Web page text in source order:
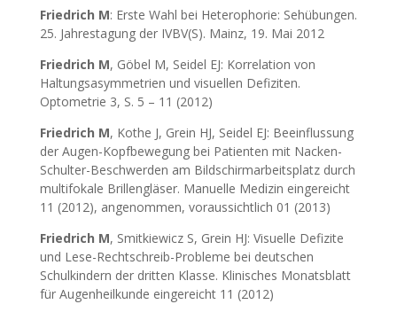
Friedrich M: Erste Wahl bei Heterophorie: Sehübungen.
25. Jahrestagung der IVBV(S). Mainz, 19. Mai 2012
Friedrich M, Göbel M, Seidel EJ: Korrelation von
Haltungsasymmetrien und visuellen Defiziten.
Optometrie 3, S. 5 – 11 (2012)
Friedrich M, Kothe J, Grein HJ, Seidel EJ: Beeinflussung
der Augen-Kopfbewegung bei Patienten mit Nacken-
Schulter-Beschwerden am Bildschirmarbeitsplatz durch
multifokale Brillengläser. Manuelle Medizin eingereicht
11 (2012), angenommen, voraussichtlich 01 (2013)
Friedrich M, Smitkiewicz S, Grein HJ: Visuelle Defizite
und Lese-Rechtschreib-Probleme bei deutschen
Schulkindern der dritten Klasse. Klinisches Monatsblatt
für Augenheilkunde eingereicht 11 (2012)